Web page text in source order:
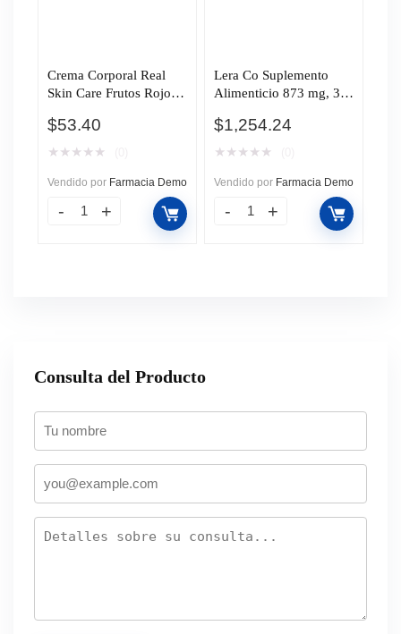
Crema Corporal Real
Skin Care Frutos Rojos,
$53.40
★ ★ ★ ★ ★
Vendido por Farmacia Demo
Lera Co Suplemento
Alimenticio 873 mg, 30
$1,254.24
★ ★ ★ ★ ★
Vendido por Farmacia Demo
Consulta del Producto